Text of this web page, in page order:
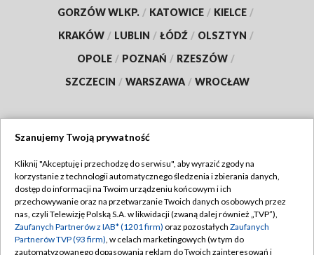
GORZÓW WLKP. / KATOWICE / KIELCE /
KRAKÓW / LUBLIN / ŁÓDŹ / OLSZTYN /
OPOLE / POZNAŃ / RZESZÓW /
SZCZECIN / WARSZAWA / WROCŁAW
TVP
Abonament TVP
Emisja w TVP
Centrum informacji TVP
Regulamin TVP
Polityka prywatności
Moje zgody
Szanujemy Twoją prywatność
Kliknij "Akceptuję i przechodzę do serwisu", aby wyrazić zgody na
korzystanie z technologii automatycznego śledzenia i zbierania danych,
dostęp do informacji na Twoim urządzeniu końcowym i ich
przechowywanie oraz na przetwarzanie Twoich danych osobowych przez
nas, czyli Telewizję Polską S.A. w likwidacji (zwaną dalej również „TVP”),
Zaufanych Partnerów z IAB* (1201 firm) oraz pozostałych Zaufanych
Partnerów TVP (93 firm), w celach marketingowych (w tym do
zautomatyzowanego dopasowania reklam do Twoich zainteresowań i